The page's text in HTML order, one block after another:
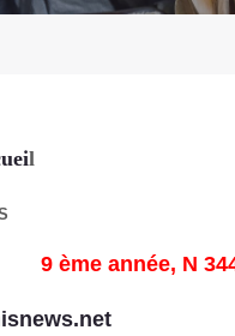
l
9 ème année, N